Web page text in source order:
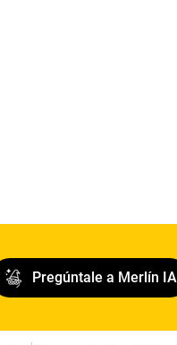
Pregúntale a Merlín IA